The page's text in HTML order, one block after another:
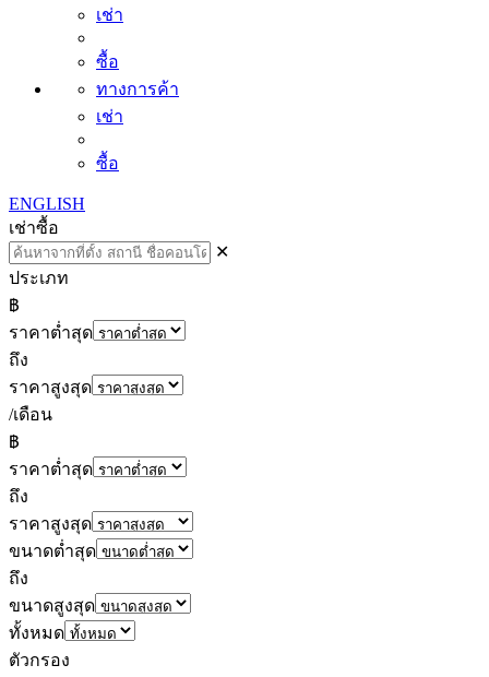
เช่า
ซื้อ
ทางการค้า
เช่า
ซื้อ
ENGLISH
เช่าซื้อ
✕
ประเภท
฿
ราคาต่ำสุด
ถึง
ราคาสูงสุด
/เดือน
฿
ราคาต่ำสุด
ถึง
ราคาสูงสุด
ขนาดต่ำสุด
ถึง
ขนาดสูงสุด
ทั้งหมด
ตัวกรอง